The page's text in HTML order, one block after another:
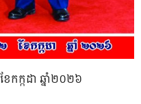
កក្កដា ឆ្នាំ២០២៦